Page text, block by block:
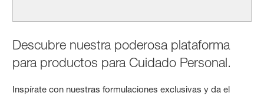
Descubre nuestra poderosa plataforma
para productos para Cuidado Personal.
Inspírate con nuestras formulaciones exclusivas y da el